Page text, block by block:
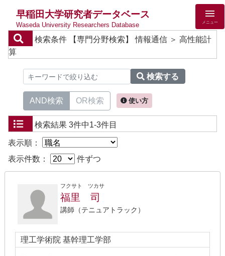
早稲田大学研究者データベース
Waseda University Researchers Database メニュー
検索条件
【専門分野検索】 情報通信 ＞ 高性能計
算
検索する
AND検索 OR検索 使い方
検索結果 3件中1-3件目
表示順：
表示件数：
件ずつ
フクサト ツカサ
福里 司
講師（テニュアトラック）
理工学術院 基幹理工学部